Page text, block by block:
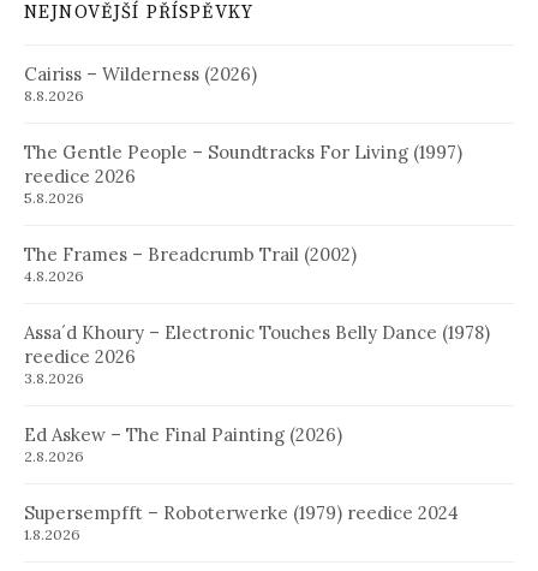
NEJNOVĚJŠÍ PŘÍSPĚVKY
Cairiss – Wilderness (2026)
8.8.2026
The Gentle People – Soundtracks For Living (1997)
reedice 2026
5.8.2026
The Frames – Breadcrumb Trail (2002)
4.8.2026
Assa´d Khoury – Electronic Touches Belly Dance (1978)
reedice 2026
3.8.2026
Ed Askew – The Final Painting (2026)
2.8.2026
Supersempfft – Roboterwerke (1979) reedice 2024
1.8.2026